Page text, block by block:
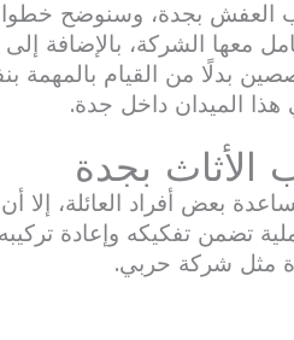
العفش بجدة، وسنوضح
معها الشركة، بالإضافة
بدلًا من القيام بالمهمة
الميدان داخل جدة.
بجدة
بعض أفراد العائلة، إلا
تضمن تفكيكه وإعادة
مثل شركة حربي.